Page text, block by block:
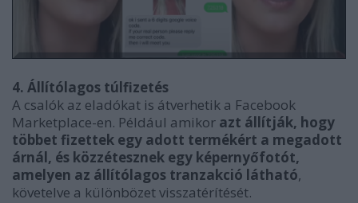
4. Állítólagos túlfizetés
A csalók az eladókat is átverhetik a Facebook
Marketplace-en. Például amikor azt állítják, hogy
többet fizettek egy adott termékért a megadott
árnál, és közzétesznek egy képernyőfotót,
amelyen az állítólagos tranzakció látható,
követelve a különbözet visszatérítését.